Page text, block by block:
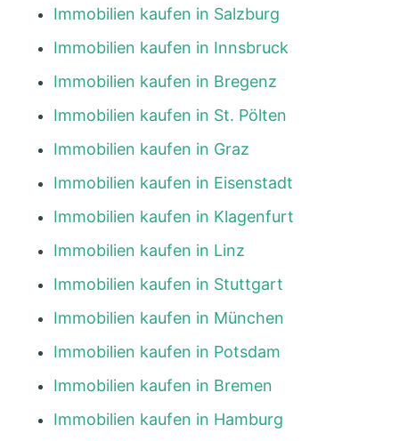
Immobilien kaufen in Salzburg
Immobilien kaufen in Innsbruck
Immobilien kaufen in Bregenz
Immobilien kaufen in St. Pölten
Immobilien kaufen in Graz
Immobilien kaufen in Eisenstadt
Immobilien kaufen in Klagenfurt
Immobilien kaufen in Linz
Immobilien kaufen in Stuttgart
Immobilien kaufen in München
Immobilien kaufen in Potsdam
Immobilien kaufen in Bremen
Immobilien kaufen in Hamburg